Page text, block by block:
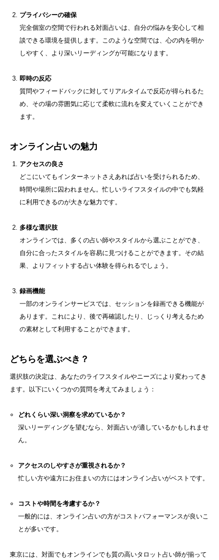
プライバシーの確保
完全個室の空間で行われる対面占いは、自分の悩みを安心して相
談できる環境を提供します。このような空間では、心の内を明か
しやすく、より深いリーディングが可能になります。
即時の反応
質問やフィードバックに対してリアルタイムで反応が得られるた
め、その場の雰囲気に応じて柔軟に流れを変えていくことができ
ます。
オンライン占いの魅力
アクセスの良さ
どこにいてもインターネットさえあれば占いを受けられるため、
時間や場所に囚われません。忙しいライフスタイルの中でも気軽
に利用できるのが大きな魅力です。
多様な選択肢
オンラインでは、多くの占い師やスタイルから選ぶことができ、
自分に合ったスタイルを容易に見つけることができます。その結
果、よりフィットする占い体験を得られるでしょう。
録画機能
一部のオンラインサービスでは、セッションを録画できる機能が
あります。これにより、後で再確認したり、じっくり考えるため
の素材として利用することができます。
どちらを選ぶべき？
選択肢の決定は、あなたのライフスタイルやニーズにより変わってき
ます。以下にいくつかの質問を考えてみましょう：
どれくらい深い洞察を求めているか？
深いリーディングを望むなら、対面占いが適しているかもしれませ
ん。
アクセスのしやすさが重視されるか？
忙しい方や遠方にお住まいの方にはオンライン占いがベストです。
コストや時間を考慮するか？
一般的には、オンライン占いの方がコストパフォーマンスが良いこ
とが多いです。
東京には、対面でもオンラインでも質の高いタロット占い師が揃って